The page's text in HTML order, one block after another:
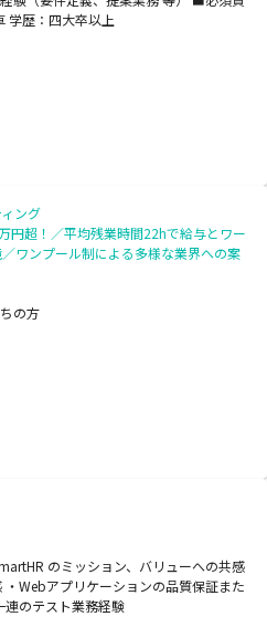
学歴：四大卒以上
ング
円超！／平均残業時間22hで給与とワー
ワンプール制による多様な業界への案
の方
のミッション、バリューへの共感
Webアプリケーションの品質保証また
連のテスト業務経験